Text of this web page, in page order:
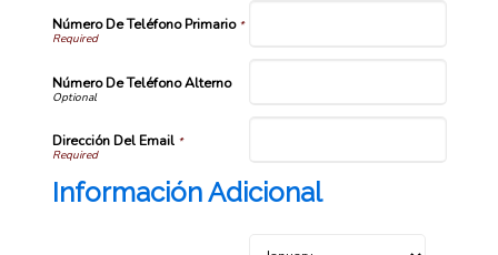
Número De Teléfono Primario*
Número De Teléfono Alterno
Dirección Del Email*
Información Adicional